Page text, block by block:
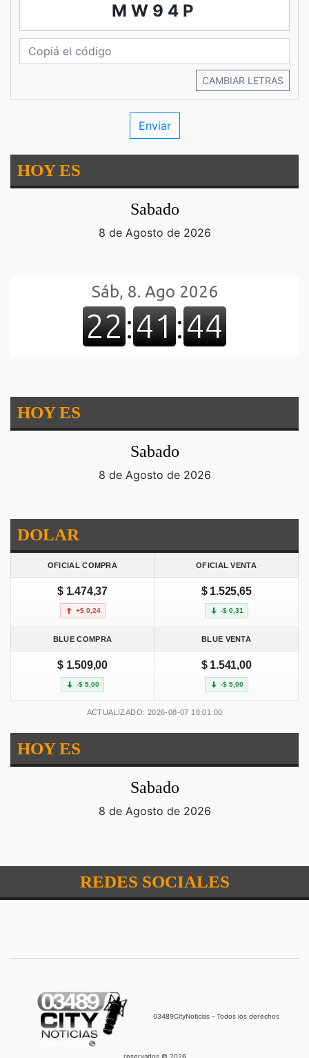
MW94P
CAMBIAR LETRAS
HOY ES
Sabado
8 de Agosto de 2026
HOY ES
Sabado
8 de Agosto de 2026
DOLAR
OFICIAL COMPRA OFICIAL VENTA
$ 1.474,37
+$ 0,24
$ 1.525,65
-$ 0,31
BLUE COMPRA BLUE VENTA
$ 1.509,00
-$ 5,00
$ 1.541,00
-$ 5,00
ACTUALIZADO: 2026-08-07 18:01:00
HOY ES
Sabado
8 de Agosto de 2026
REDES SOCIALES
03489CityNoticias - Todos los derechos
reservados © 2026